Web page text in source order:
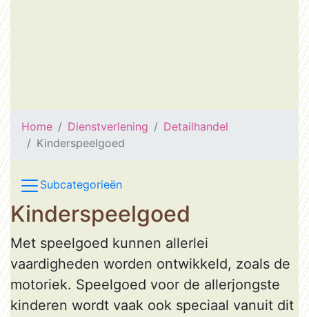
Home Dienstverlening
Detailhandel
Kinderspeelgoed
Subcategorieën
Kinderspeelgoed
Met speelgoed kunnen allerlei
vaardigheden worden ontwikkeld, zoals de
motoriek. Speelgoed voor de allerjongste
kinderen wordt vaak ook speciaal vanuit dit